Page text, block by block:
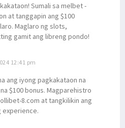
Sumali sa melbet -
at tanggapin ang $100
Maglaro ng slots,
gamit ang libreng pondo!
12:41 pm
ang iyong pagkakataon na
$100 bonus. Magparehistro
8.com at tangkilikin ang
experience.